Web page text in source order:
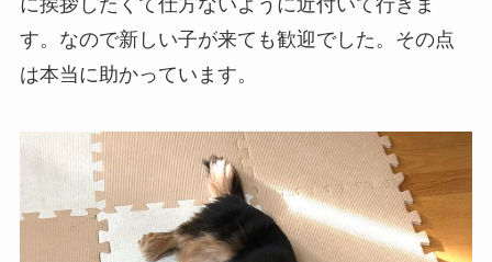
す。なので新しい子が来ても歓迎でした。その点
は本当に助かっています。